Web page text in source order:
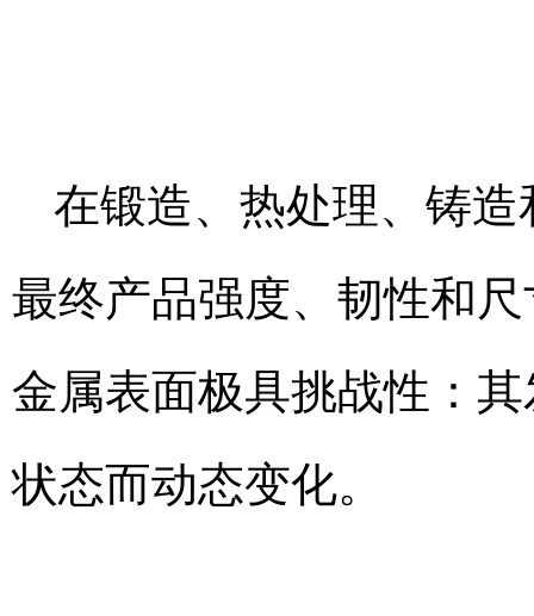
在锻造、热处理、铸
最终产品强度、韧性和
金属表面极具挑战性：
状态而动态变化。